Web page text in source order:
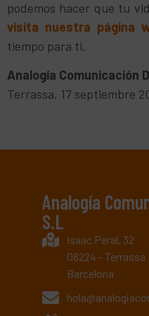
podemos hacer que tu
visita nuestra página
tiempo para ti.
Analogía Comunicación
Terrassa, 17 septiembre
Analogía
S.L
Isaac Peral, 32
08224 - Terrassa
Barcelona